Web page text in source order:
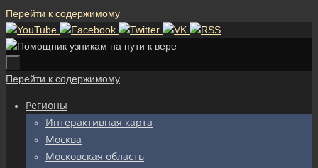
Перейти к содержимому
Перейти к содержимому
Регионы
Интерактивная карта
Москва
Московская область